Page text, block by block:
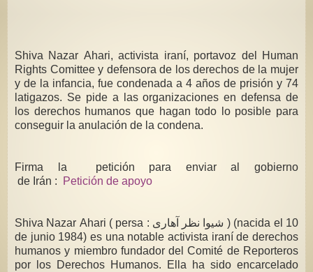
Shiva Nazar Ahari, activista iraní, portavoz del Human
Rights Comittee y defensora de los derechos de la mujer
y de la infancia, fue condenada a 4 años de prisión y 74
latigazos. Se pide a las organizaciones en defensa de
los derechos humanos que hagan todo lo posible para
conseguir la anulación de la condena.
Firma la petición para enviar al gobierno
de Irán :
Petición de apoyo
Shiva Nazar Ahari ( persa : شیوا نظر آهاری ) (nacida el 10
de junio 1984) es una notable activista iraní de derechos
humanos y miembro fundador del Comité de Reporteros
por los Derechos Humanos. Ella ha sido encarcelado